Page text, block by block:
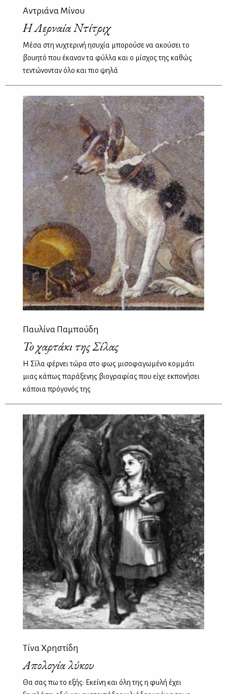
Αντριάνα Μίνου
Η Λερναία Ντίτριχ
Mέσα στη νυχτερινή ησυχία μπορούσε να ακούσει το
βουητό που έκαναν τα φύλλα και ο μίσχος της καθώς
τεντώνονταν όλο και πιο ψηλά
Παυλίνα Παμπούδη
To χαρτάκι της Σίλας
Η Σίλα φέρνει τώρα στο φως μισοφαγωμένο κομμάτι
μιας κάπως παράξενης βιογραφίας που είχε εκπονήσει
κάποια πρόγονός της
Τίνα Χρηστίδη
Απολογία λύκου
Θα σας πω το εξής: Εκείνη και όλη της η φυλή έχει